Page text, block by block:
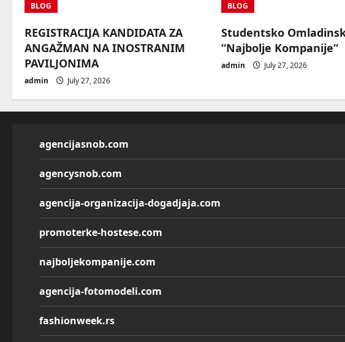
BLOG
REGISTRACIJA KANDIDATA ZA
ANGAŽMAN NA INOSTRANIM
PAVILJONIMA
admin July 27, 2026
BLOG
Studentsko
“Najbolje Kompanije“
admin July 27, 2026
agencijasnob.com
agencysnob.com
agencija-organizacija-dogadjaja.com
promoterke-hostese.com
najboljekompanije.com
agencija-fotomodeli.com
fashionweek.rs